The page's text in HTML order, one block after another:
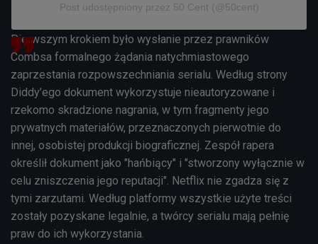
Post udostępniony przez 50 Cent (@50cent)
Pierwszym krokiem było wysłanie przez prawników
Combsa formalnego żądania natychmiastowego
zaprzestania rozpowszechniania serialu. Według strony
Diddy’ego dokument wykorzystuje nieautoryzowane i
rzekomo skradzione nagrania, w tym fragmenty jego
prywatnych materiałów, przeznaczonych pierwotnie do
innej, osobistej produkcji biograficznej. Zespół rapera
określił dokument jako "hańbiący" i "stworzony wyłącznie w
celu zniszczenia jego reputacji". Netflix nie zgadza się z
tymi zarzutami. Według platformy wszystkie użyte treści
zostały pozyskane legalnie, a twórcy serialu mają pełnię
praw do ich wykorzystania.